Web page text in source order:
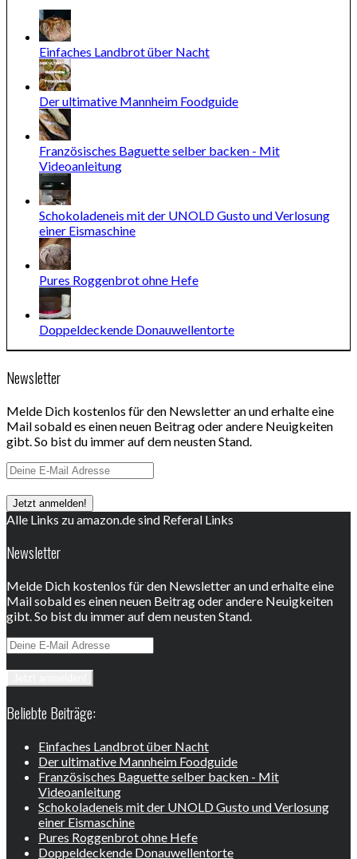
Einfaches Landbrot über Nacht
Der ultimative Mannheim Foodguide
Französisches Baguette selber backen - Mit
Videoanleitung
Schokoladeneis mit der UNOLD Gusto und Verlosung
einer Eismaschine
Pures Roggenbrot ohne Hefe
Doppeldeckende Donauwellentorte
Newsletter
Melde Dich kostenlos für den Newsletter an und erhalte eine
Mail sobald es einen neuen Beitrag oder andere Neuigkeiten
gibt. So bist du immer auf dem neusten Stand.
Alle Links zu amazon.de sind Referal Links
Newsletter
Melde Dich kostenlos für den Newsletter an und erhalte eine
Mail sobald es einen neuen Beitrag oder andere Neuigkeiten
gibt. So bist du immer auf dem neusten Stand.
Beliebte Beiträge:
Einfaches Landbrot über Nacht
Der ultimative Mannheim Foodguide
Französisches Baguette selber backen - Mit
Videoanleitung
Schokoladeneis mit der UNOLD Gusto und Verlosung
einer Eismaschine
Pures Roggenbrot ohne Hefe
Doppeldeckende Donauwellentorte